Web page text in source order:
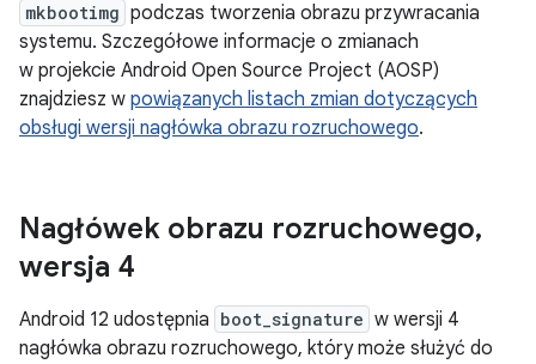
mkbootimg podczas tworzenia obrazu przywracania
systemu. Szczegółowe informacje o zmianach
w projekcie Android Open Source Project (AOSP)
znajdziesz w powiązanych listach zmian dotyczących
obsługi wersji nagłówka obrazu rozruchowego.
Nagłówek obrazu rozruchowego,
wersja 4
Android 12 udostępnia boot_signature w wersji 4
nagłówka obrazu rozruchowego, który może służyć do